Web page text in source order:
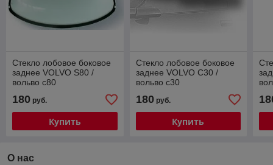
Стекло лобовое боковое
заднее VOLVO S80 /
вольво с80
180 руб.
Купить
Стекло лобовое боковое
заднее VOLVO C30 /
вольво с30
180руб.
Купить
О нас